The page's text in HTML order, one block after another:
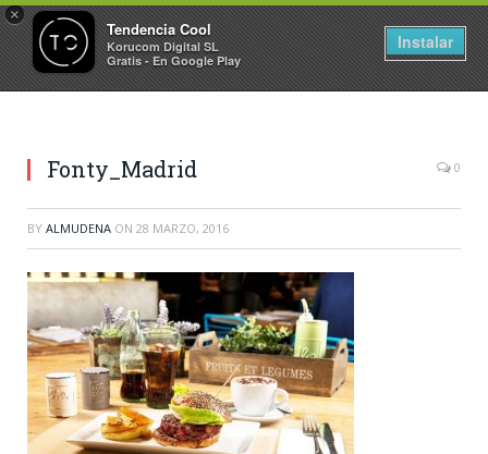
×
Tendencia Cool
Korucom Digital SL
Gratis - En Google Play
Instalar
Fonty_Madrid 0
BY ALMUDENA ON 28 MARZO, 2016